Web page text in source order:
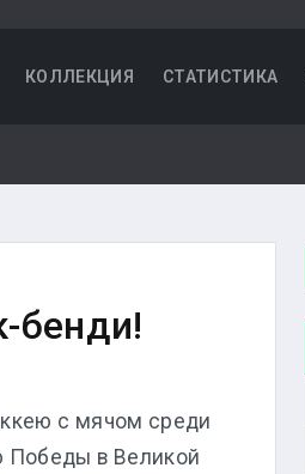
КОЛЛЕКЦИЯ СТАТИСТИКА
бенди!
с мячом среди
Победы в Великой